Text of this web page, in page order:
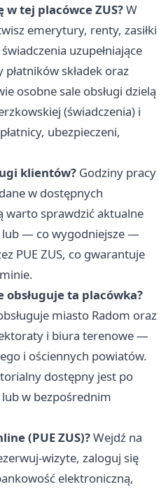
w tej placówce ZUS?W
emerytury, renty, zasiłki
uzupełniające
składek oraz
osobne sale obsługi dzielą
(świadczenia) i
ubezpieczeni,
klientów? Godziny pracy
w dostępnych
warto sprawdzić aktualne
lub — co wygodniejsze —
PUE ZUS, co gwarantuje
ta placówka?
miasto Radom oraz
i biura terenowe —
i ościennych powiatów.
dostępny jest po
lub w bezpośrednim
(PUE ZUS)?Wejdź na
wizyte, zaloguj się
elektroniczną,